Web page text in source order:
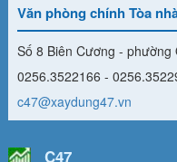
Văn phòng chính Tòa
Số 8 Biên Cương -
0256.3522166 -
c47@xaydung47.vn
C47